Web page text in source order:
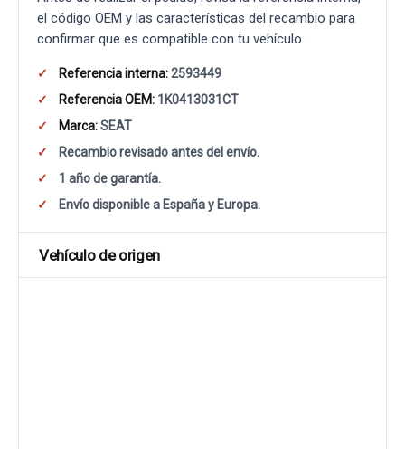
el código OEM y las características del recambio para
confirmar que es compatible con tu vehículo.
Referencia interna:2593449
Referencia OEM: 1K0413031CT
Marca:SEAT
Recambio revisado antes del envío.
1 año de garantía.
Envío disponible a España y Europa.
Vehículo de origen